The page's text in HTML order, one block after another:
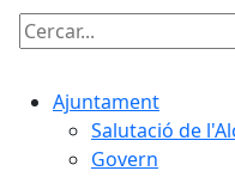
Cercar:
Ajuntament
Salutació de
Govern